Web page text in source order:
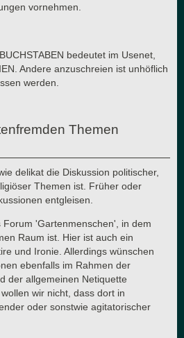
vornehmen.
bedeutet im Usenet,
Andere anzuschreien ist unhöflich
werden.
Themen
delikat die Diskussion politischer,
Themen ist. Früher oder
entgleisen.
'Gartenmenschen', in dem
Raum ist. Hier ist auch ein
und Ironie. Allerdings wünschen
ebenfalls im Rahmen der
der allgemeinen Netiquette
wir nicht, dass dort in
oder sonstwie agitatorischer